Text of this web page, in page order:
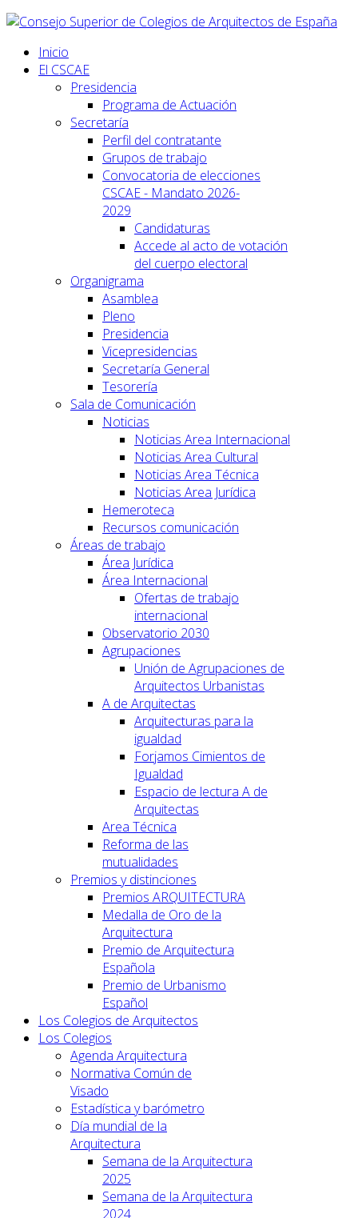
Inicio
El CSCAE
Presidencia
Programa de Actuación
Secretaría
Perfil del contratante
Grupos de trabajo
Convocatoria de elecciones
CSCAE - Mandato 2026-
2029
Candidaturas
Accede al acto de votación
del cuerpo electoral
Organigrama
Asamblea
Pleno
Presidencia
Vicepresidencias
Secretaría General
Tesorería
Sala de Comunicación
Noticias
Noticias Area Internacional
Noticias Area Cultural
Noticias Area Técnica
Noticias Area Jurídica
Hemeroteca
Recursos comunicación
Áreas de trabajo
Área Jurídica
Área Internacional
Ofertas de trabajo
internacional
Observatorio 2030
Agrupaciones
Unión de Agrupaciones de
Arquitectos Urbanistas
A de Arquitectas
Arquitecturas para la
igualdad
Forjamos Cimientos de
Igualdad
Espacio de lectura A de
Arquitectas
Area Técnica
Reforma de las
mutualidades
Premios y distinciones
Premios ARQUITECTURA
Medalla de Oro de la
Arquitectura
Premio de Arquitectura
Española
Premio de Urbanismo
Español
Los Colegios de Arquitectos
Los Colegios
Agenda Arquitectura
Normativa Común de
Visado
Estadística y barómetro
Día mundial de la
Arquitectura
Semana de la Arquitectura
2025
Semana de la Arquitectura
2024